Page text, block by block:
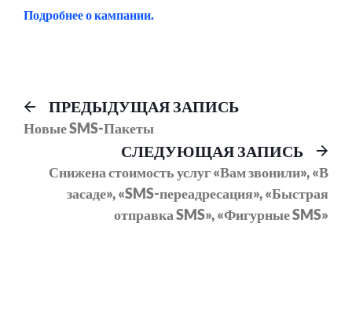
Подробнее о кампании.
Навигация
по
записям
ПРЕДЫДУЩАЯ ЗАПИСЬПредыдущий
Новые SMS-Пакеты
СЛЕДУЮЩАЯ ЗАПИСЬ
Снижена стоимость услуг «Вам звонили», «В
засаде», «SMS-переадресация», «Быстрая
отправка SMS», «Фигурные SMS»